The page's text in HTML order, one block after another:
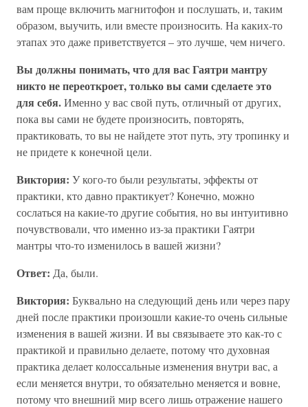
вам проще включить магнитофон и послушать, и, таким
образом, выучить, или вместе произносить. На каких-то
этапах это даже приветствуется – это лучше, чем ничего.
Вы должны понимать, что для вас Гаятри мантру
никто не переоткроет, только вы сами сделаете это
для себя.Именно у вас свой путь, отличный от других,
пока вы сами не будете произносить, повторять,
практиковать, то вы не найдете этот путь, эту тропинку и
не придете к конечной цели.
Виктория: У кого-то были результаты, эффекты от
практики, кто давно практикует? Конечно, можно
сослаться на какие-то другие события, но вы интуитивно
почувствовали, что именно из-за практики Гаятри
мантры что-то изменилось в вашей жизни?
Ответ: Да, были.
Виктория: Буквально на следующий день или через пару
дней после практики произошли какие-то очень сильные
изменения в вашей жизни. И вы связываете это как-то с
практикой и правильно делаете, потому что духовная
практика делает колоссальные изменения внутри вас, а
если меняется внутри, то обязательно меняется и вовне,
потому что внешний мир всего лишь отражение нашего